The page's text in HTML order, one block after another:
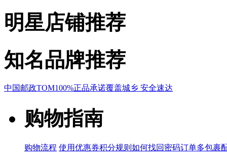
明星店铺推荐
知名品牌推荐
中国邮政TOM100%正品承诺覆盖城乡 安全速达
购物指南
购物流程 使用优惠券积分规则 如何找回密码订单多包裹